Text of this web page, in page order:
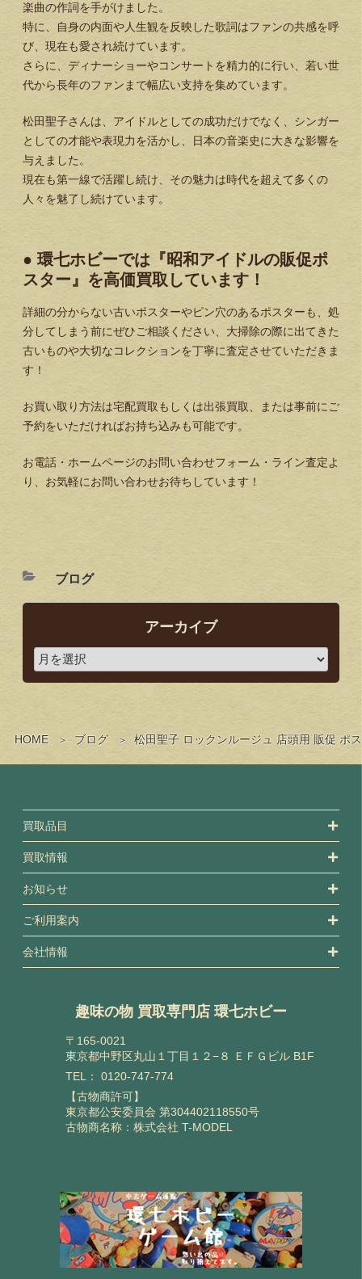
HOME ブログ 松田聖子 ロックンルージュ 店頭用 販促 ポ
楽曲の作詞を手がけました。
特に、自身の内面や人生観を反映した歌詞はファンの共感を呼
び、現在も愛され続けています。
さらに、ディナーショーやコンサートを精力的に行い、若い世
代から長年のファンまで幅広い支持を集めています。
松田聖子さんは、アイドルとしての成功だけでなく、シンガー
としての才能や表現力を活かし、日本の音楽史に大きな影響を
与えました。
現在も第一線で活躍し続け、その魅力は時代を超えて多くの
人々を魅了し続けています。
● 環七ホビーでは『昭和アイドルの販促ポ
スター』を高価買取しています！
詳細の分からない古いポスターやピン穴のあるポスターも、処
分してしまう前にぜひご相談ください、大掃除の際に出てきた
古いものや大切なコレクションを丁寧に査定させていただきま
す！
お買い取り方法は宅配買取もしくは出張買取、または事前にご
予約をいただければお持ち込みも可能です。
お電話・ホームページのお問い合わせフォーム・ライン査定よ
り、お気軽にお問い合わせお待ちしています！
ブログ
アーカイブ
買取品目
買取情報
お知らせ
ご利用案内
会社情報
趣味の物 買取専門店 環七ホビー
〒165-0021
東京都中野区丸山１丁目１２−８ ＥＦＧビル B1F
TEL： 0120-747-774
【古物商許可】
東京都公安委員会 第304402118550号
古物商名称：株式会社 T-MODEL